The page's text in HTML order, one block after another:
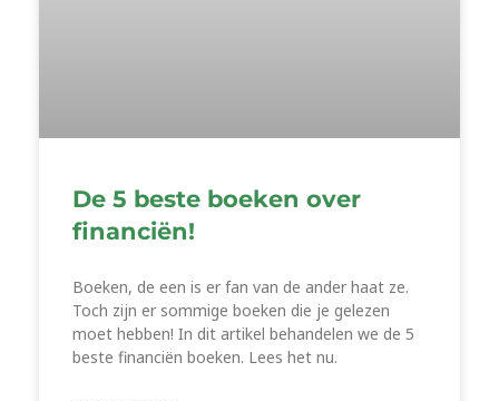
De 5 beste boeken over
financiën!
Boeken, de een is er fan van de ander haat ze.
Toch zijn er sommige boeken die je gelezen
moet hebben! In dit artikel behandelen we de 5
beste financiën boeken. Lees het nu.